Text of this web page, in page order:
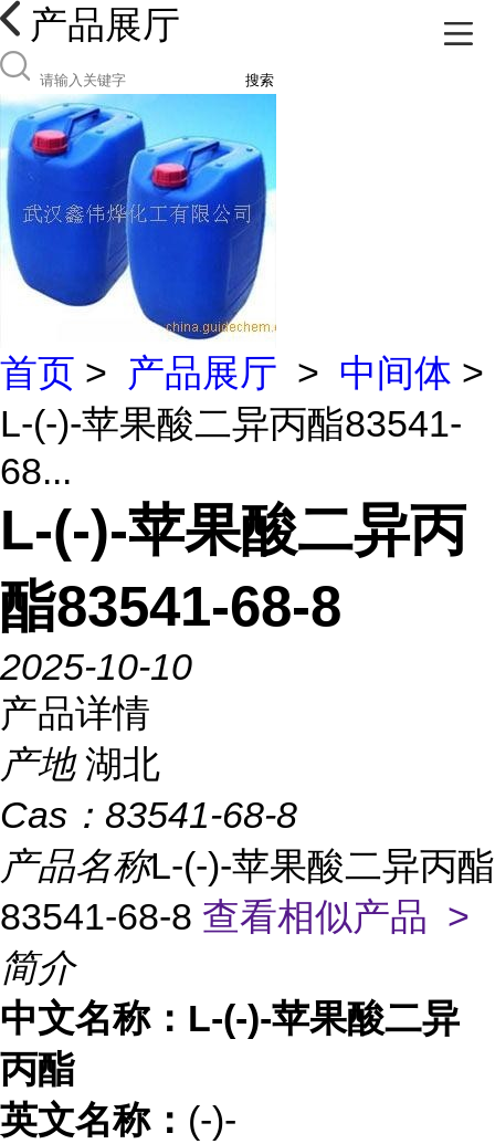
产品展厅
搜索
首页 > 产品展厅 > 中间体 >
L-(-)-苹果酸二异丙酯83541-
68...
L-(-)-苹果酸二异丙
酯83541-68-8
2025-10-10
产品详情
产地 湖北
Cas： 83541-68-8
产品名称L-(-)-苹果酸二异丙酯
83541-68-8 查看相似产品 >
简介
中文名称：L-(-)-苹果酸二异
丙酯
英文名称： (-)-